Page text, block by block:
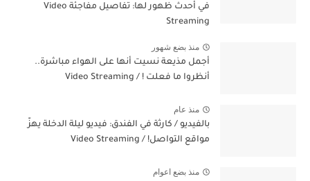
في أحدث ظهور لها: تفاصيل مفاجئة Video
Streaming
منذ بضع شهور
أجمل مذيعة نسيت أنها على الهواء مباشرة..
أنظروا ما فعلت ! / Video Streaming
منذ عام
بالفيديو / كارثة في الفندق: فيديو ليلة الدخلة يهزّ
مواقع التواصل! / Video Streaming
منذ بضع اعوام